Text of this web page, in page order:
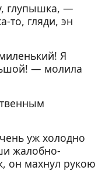
глупышка, —
то, гляди, эн
Я
— молила
уж холодно
жалобно-
он махнул рукою